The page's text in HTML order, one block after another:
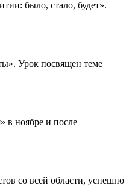
было, стало, будет».
Урок посвящен теме
в ноябре и после
со всей области, успешно